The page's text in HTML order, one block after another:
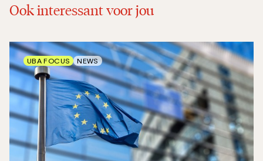
Ook interessant voor jou
UBA FOCUS NEWS